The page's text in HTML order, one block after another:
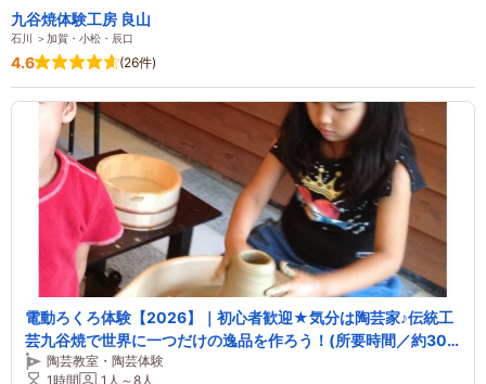
九谷焼体験工房 良山
石川 ＞加賀・小松・辰口
4.6 (26件)
電動ろくろ体験【2026】｜初心者歓迎★気分は陶芸家♪伝統工
芸九谷焼で世界に一つだけの逸品を作ろう！(所要時間／約30~
50分) ＊感染防止対策実施中＊
陶芸教室・陶芸体験
1時間
1人～8人